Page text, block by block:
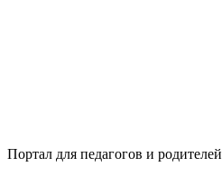
Портал для педагогов и родителей